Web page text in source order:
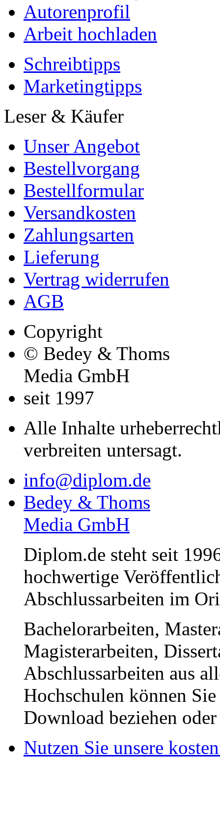
Autorenprofil
Arbeit hochladen
Schreibtipps
Marketingtipps
Leser & Käufer
Unser Angebot
Bestellvorgang
Bestellformular
Versandkosten
Zahlungsarten
Lieferung
Vertrag widerrufen
AGB
Copyright
© Bedey & Thoms
Media GmbH
seit 1997
Alle Inhalte
verbreiten untersagt.
info@diplom.de
Bedey & Thoms
Media GmbH
Diplom.de steht seit
hochwertige
Abschlussarbeiten im
Bachelorarbeiten,
Magisterarbeiten,
Abschlussarbeiten aus
Hochschulen können
Download beziehen
Nutzen Sie unsere